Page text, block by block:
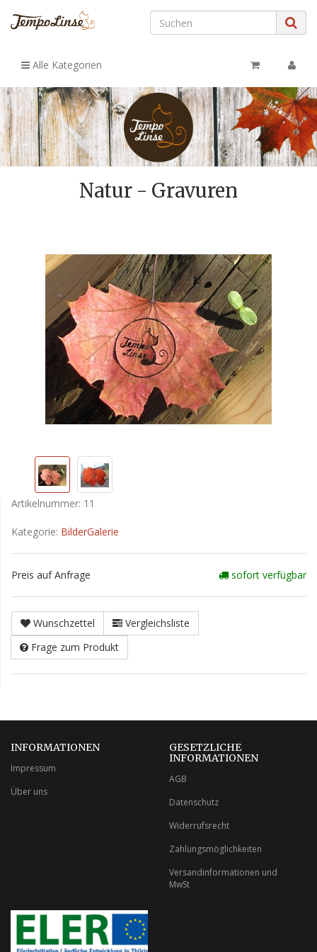
Alle Kategorien
Natur - Gravuren
Artikelnummer: 11
Kategorie: BilderGalerie
Preis auf Anfrage sofort verfügbar
Wunschzettel
Vergleichsliste
Frage zum Produkt
INFORMATIONEN
Impressum
Über uns
GESETZLICHE
INFORMATIONEN
AGB
Datenschutz
Widerrufsrecht
Zahlungsmöglichkeiten
Versandinformationen und
MwSt